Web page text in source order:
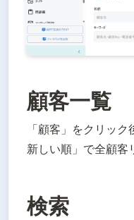
顧客一覧
「顧客」をクリッ
新しい順」で全顧客
検索